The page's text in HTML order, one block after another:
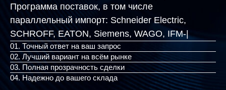
Программа поставок, в том числе
параллельный импорт: Schneider Electric,
SCHROFF, EATON, Siemens|
01. Точный ответ на ваш запрос
02. Лучший вариант на всём рынке
03. Полная прозрачность сделки
04. Надежно до вашего склада